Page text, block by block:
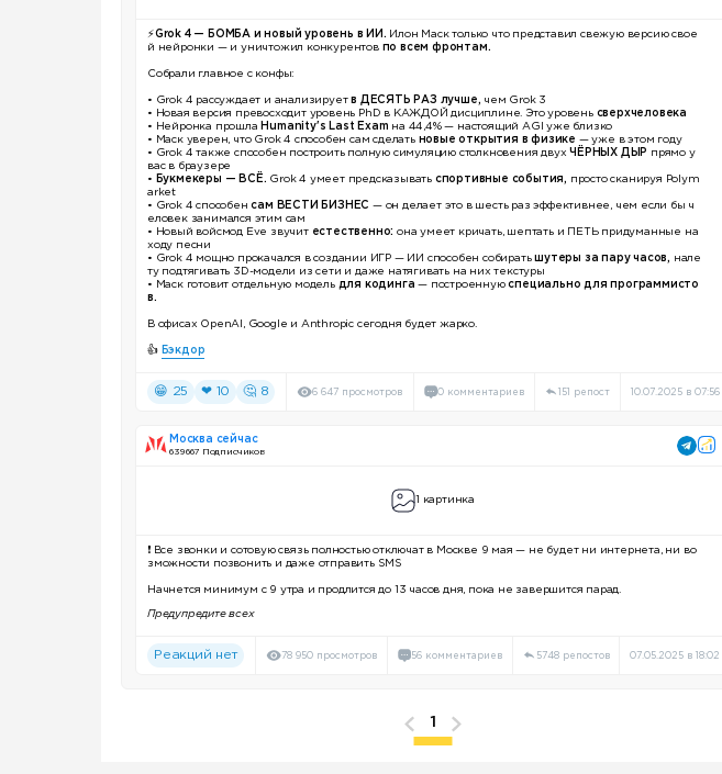
⚡️Grok 4 — БОМБА и новый уровень в ИИ. Илон Маск только что представил свежую версию свое
й нейронки — и уничтожил конкурентов по всем фронтам.
Собрали главное с конфы:
• Grok 4 рассуждает и анализирует в ДЕСЯТЬ РАЗ лучше, чем Grok 3
• Новая версия превосходит уровень PhD в КАЖДОЙ дисциплине. Это уровень сверхчеловека
• Нейронка прошла Humanity's Last Exam на 44,4% — настоящий AGI уже близко
• Маск уверен, что Grok 4 способен сам сделатьновые открытия в физике — уже в этом году
• Grok 4 также способен построить полную симуляцию столкновения двухЧЁРНЫХ ДЫР прямо у
вас в браузере
•
Букмекеры — ВСЁ. Grok 4 умеет предсказывать спортивные события, просто сканируя Polym
arket
• Grok 4 способен сам ВЕСТИ БИЗНЕС— он делает это в шесть раз эффективнее, чем если бы ч
еловек занимался этим сам
• Новый войсмод Eve звучитестественно: она умеет кричать, шептать и ПЕТЬ придуманные на
ходу песни
• Grok 4 мощно прокачался в создании ИГР — ИИ способен собирать шутеры за пару часов, нале
ту подтягивать 3D-модели из сети и даже натягивать на них текстуры
• Маск готовит отдельную модель для кодинга— построеннуюспециально для программисто
в.
В офисах OpenAI, Google и Anthropic сегодня будет жарко.
👍 Бэкдор
😁 25 ❤ 10 🤔 8 6 647 просмотров 0 комментариев 151 репост 10.07.2025 в 07:56
Москва сейчас
639 667 Подписчиков
1 картинка
❗️Все звонки и сотовую связь полностью отключат в Москве 9 мая — не будет ни интернета, ни во
зможности позвонить и даже отправить SMS
Начнется минимум с 9 утра и продлится до 13 часов дня, пока не завершится парад.
Предупредите всех
Реакций нет 78 950 просмотров 56 комментариев 5748 репостов 07.05.2025 в 18:02
1